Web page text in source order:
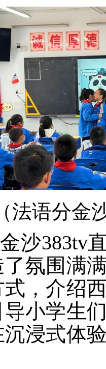
（法语分金
沙383tv
氛围满
，介绍
小学生
浸式体